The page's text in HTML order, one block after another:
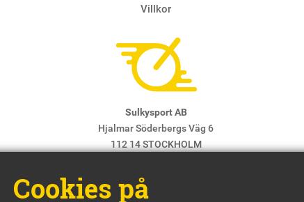
Villkor
Sulkysport AB
Hjalmar Söderbergs Väg 6
112 14 STOCKHOLM
Chefredaktör & ansvarig utgivare:
Cookies på